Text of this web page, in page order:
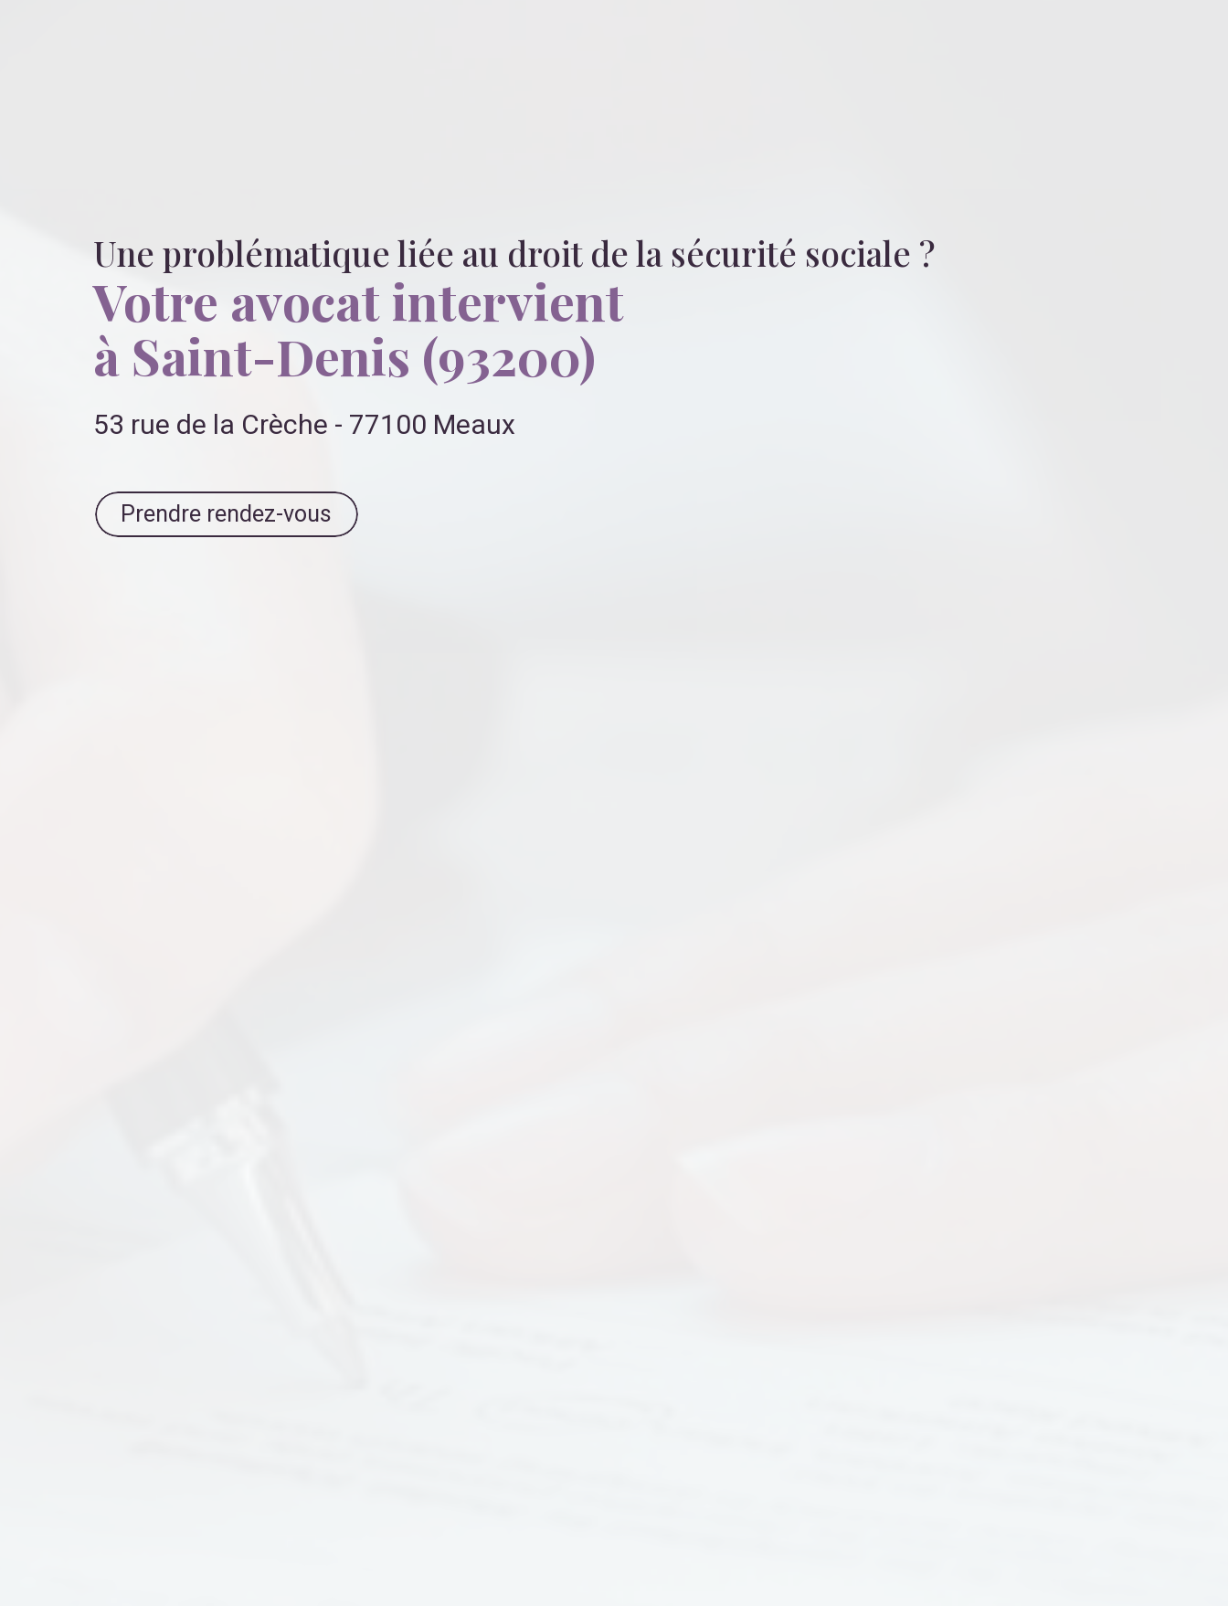
Une problématique liée au droit de la sécurité sociale ?
Votre avocat intervient
à Saint-Denis (93200)
53 rue de la Crèche - 77100 Meaux
Prendre rendez-vous